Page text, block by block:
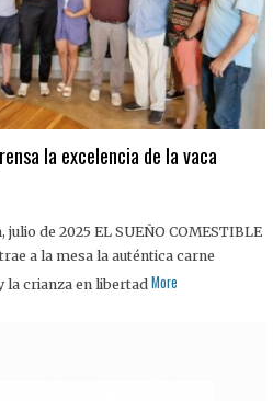
la excelencia de la vaca
de 2025 EL SUEÑO COMESTIBLE
a la mesa la auténtica carne
la crianza en libertad More